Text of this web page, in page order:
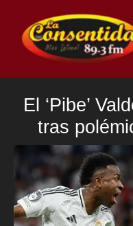
contenido
El ‘Pibe’
tras